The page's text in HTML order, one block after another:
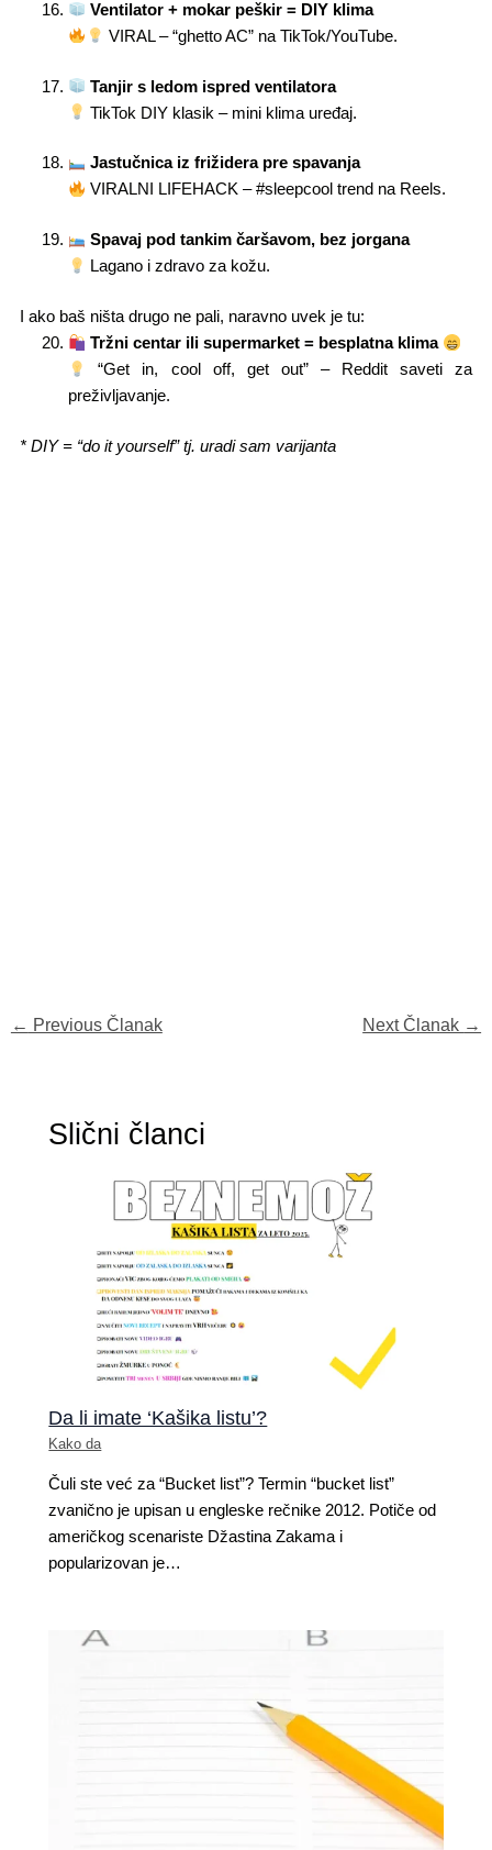
Ventilator + mokar peškir = DIY klima
VIRAL – “ghetto AC” na TikTok/YouTube.
Tanjir s ledom ispred ventilatora
TikTok DIY klasik – mini klima uređaj.
Jastučnica iz frižidera pre spavanja
VIRALNI LIFEHACK – #sleepcool trend na Reels.
Spavaj pod tankim čaršavom, bez jorgana
Lagano i zdravo za kožu.
I ako baš ništa drugo ne pali, naravno uvek je tu:
Tržni centar ili supermarket = besplatna klima
“Get in, cool off, get out” – Reddit saveti za
preživljavanje.
* DIY = “do it yourself” tj. uradi sam varijanta
← Previous Članak Next Članak →
Slični članci
Da li imate ‘Kašika listu’?
Kako da
Čuli ste već za “Bucket list”? Termin “bucket list”
zvanično je upisan u engleske rečnike 2012. Potiče od
američkog scenariste Džastina Zakama i
popularizovan je…